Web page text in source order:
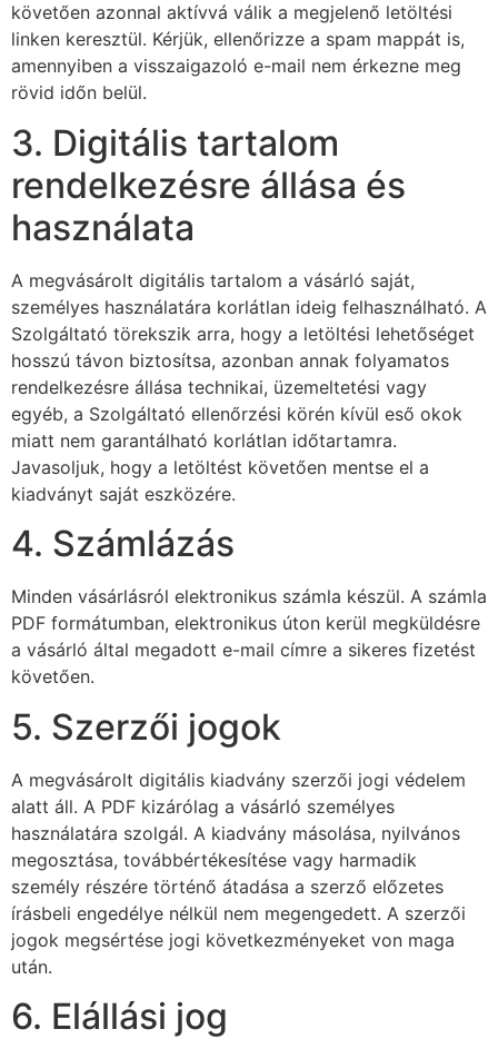
követően azonnal aktívvá válik a megjelenő letöltési
linken keresztül. Kérjük, ellenőrizze a spam mappát is,
amennyiben a visszaigazoló e-mail nem érkezne meg
rövid időn belül.
3. Digitális tartalom
rendelkezésre állása és
használata
A megvásárolt digitális tartalom a vásárló saját,
személyes használatára korlátlan ideig felhasználható. A
Szolgáltató törekszik arra, hogy a letöltési lehetőséget
hosszú távon biztosítsa, azonban annak folyamatos
rendelkezésre állása technikai, üzemeltetési vagy
egyéb, a Szolgáltató ellenőrzési körén kívül eső okok
miatt nem garantálható korlátlan időtartamra.
Javasoljuk, hogy a letöltést követően mentse el a
kiadványt saját eszközére.
4. Számlázás
Minden vásárlásról elektronikus számla készül. A számla
PDF formátumban, elektronikus úton kerül megküldésre
a vásárló által megadott e-mail címre a sikeres fizetést
követően.
5. Szerzői jogok
A megvásárolt digitális kiadvány szerzői jogi védelem
alatt áll. A PDF kizárólag a vásárló személyes
használatára szolgál. A kiadvány másolása, nyilvános
megosztása, továbbértékesítése vagy harmadik
személy részére történő átadása a szerző előzetes
írásbeli engedélye nélkül nem megengedett. A szerzői
jogok megsértése jogi következményeket von maga
után.
6. Elállási jog